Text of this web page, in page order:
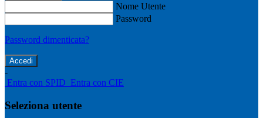
Nome Utente
Password
Password dimenticata?
-
Entra con SPID Entra con CIE
Seleziona utente